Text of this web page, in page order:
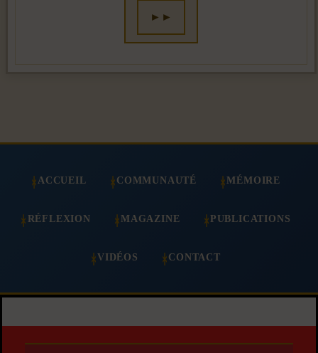
►►
ACCUEIL COMMUNAUTÉ MÉMOIRE
RÉFLEXION MAGAZINE PUBLICATIONS
VIDÉOS CONTACT